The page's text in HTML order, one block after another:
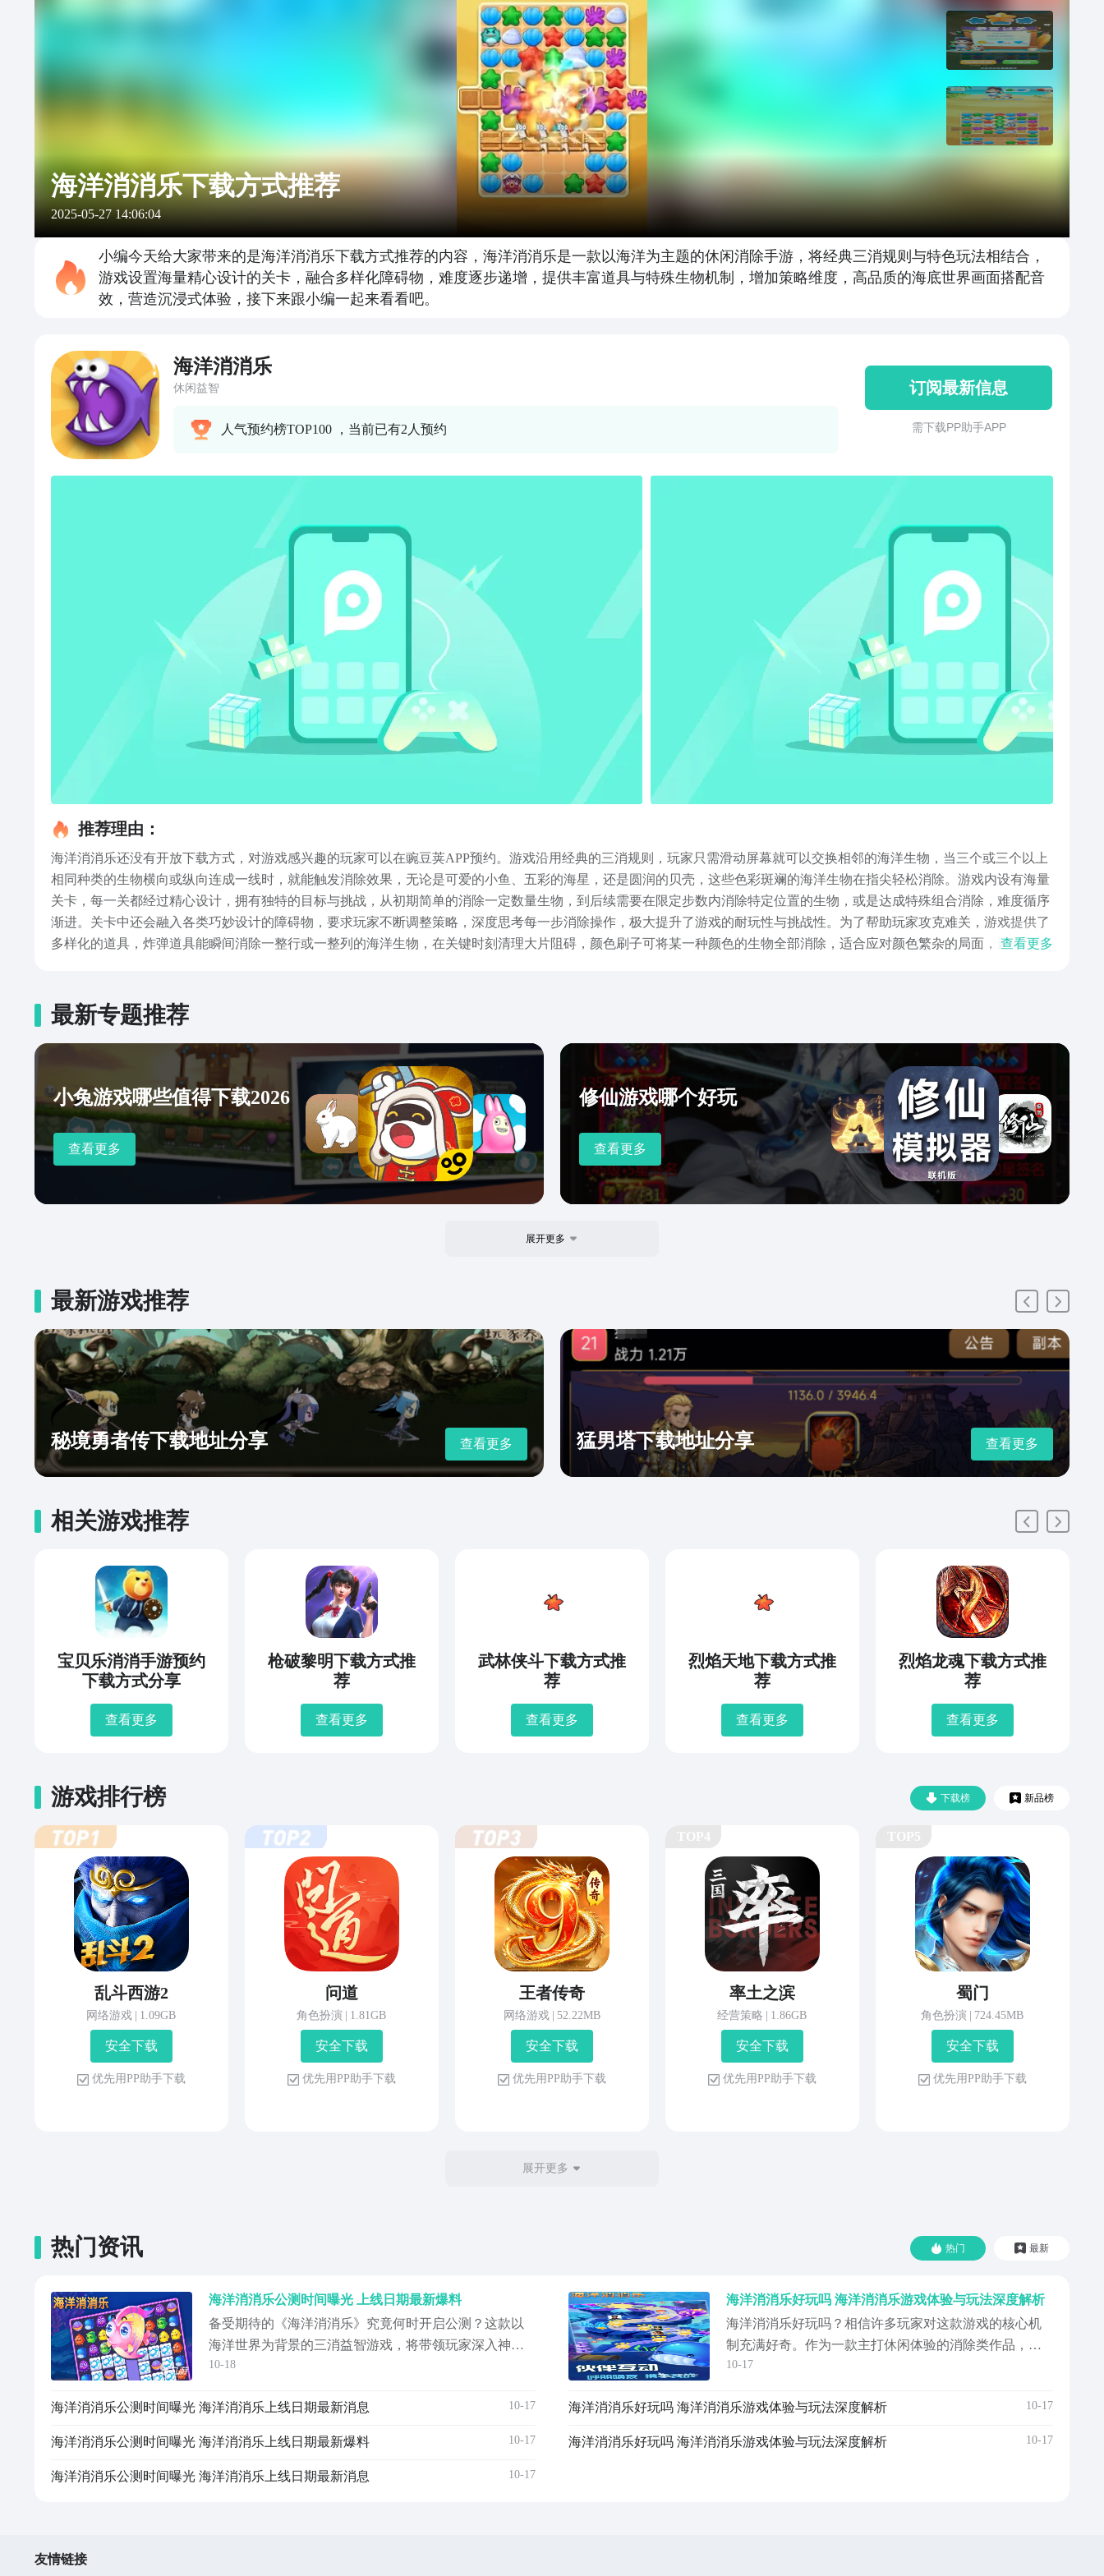
海洋消消乐下载方式推荐
2025-05-27 14:06:04
小编今天给大家带来的是海洋消消乐下载方式推荐的内容，海洋消消乐是一款以海洋为主题的休闲消除手游，将经典三消规则与特色玩法相结合，
游戏设置海量精心设计的关卡，融合多样化障碍物，难度逐步递增，提供丰富道具与特殊生物机制，增加策略维度，高品质的海底世界画面搭配音
效，营造沉浸式体验，接下来跟小编一起来看看吧。
海洋消消乐
休闲益智
人气预约榜TOP100 ，当前已有2人预约
订阅最新信息
需 下 载 P P 助 手 A P P
推荐理由：
海洋消消乐还没有开放下载方式，对游戏感兴趣的玩家可以在豌豆荚APP预约。游戏沿用经典的三消规则，玩家只需滑动屏幕就可以交换相邻的海洋生物，当三个或三个以上
相同种类的生物横向或纵向连成一线时，就能触发消除效果，无论是可爱的小鱼、五彩的海星，还是圆润的贝壳，这些色彩斑斓的海洋生物在指尖轻松消除。游戏内设有海量
关卡，每一关都经过精心设计，拥有独特的目标与挑战，从初期简单的消除一定数量生物，到后续需要在限定步数内消除特定位置的生物，或是达成特殊组合消除，难度循序
渐进。关卡中还会融入各类巧妙设计的障碍物，要求玩家不断调整策略，深度思考每一步消除操作，极大提升了游戏的耐玩性与挑战性。为了帮助玩家攻克难关，游戏提供了
多样化的道具，炸弹道具能瞬间消除一整行或一整列的海洋生物，在关键时刻清理大片阻碍，颜色刷子可将某一种颜色的生物全部消除，适合应对颜色繁杂的局面，还有能交
技，玩家都能在这款游戏中找到适合自己的玩法路径。
查看更多
最新专题推荐
小兔游戏哪些值得下载2026
查看更多
修仙游戏哪个好玩
查看更多
展开更多
最新游戏推荐
秘境勇者传下载地址分享 查看更多 猛男塔下载地址分享 查看更多
相关游戏推荐
宝贝乐消消手游预约
下载方式分享
查看更多
枪破黎明下载方式推
荐
查看更多
武林侠斗下载方式推
荐
查看更多
烈焰天地下载方式推
荐
查看更多
烈焰龙魂下载方式推
荐
查看更多
下载榜 新品榜
游戏排行榜
乱斗西游2
网络游戏 1.09GB
安 全 下 载
优 先 用 P P 助 手 下 载
问道
角色扮演 1.81GB
安 全 下 载
优 先 用 P P 助 手 下 载
王者传奇
网络游戏 52.22MB
安 全 下 载
优 先 用 P P 助 手 下 载
率土之滨
经营策略 1.86GB
安 全 下 载
优 先 用 P P 助 手 下 载
蜀门
角色扮演 724.45MB
安 全 下 载
优 先 用 P P 助 手 下 载
展开更多
热门 最新
热门资讯
海洋消消乐公测时间曝光 上线日期最新爆料
备受期待的《海洋消消乐》究竟何时开启公测？这款以
海洋世界为背景的三消益智游戏，将带领玩家深入神秘
海底，邂逅形态各异的海洋生物与隐藏珍宝。本文将为
细介绍游戏的核心玩法与特色内容，助力喜爱消除类游
载预约地址》
10-18
海洋消消乐公测时间曝光 海洋消消乐上线日期最新消息 10-17
海洋消消乐公测时间曝光 海洋消消乐上线日期最新爆料 10-17
海洋消消乐公测时间曝光 海洋消消乐上线日期最新消息 10-17
海洋消消乐好玩吗 海洋消消乐游戏体验与玩法深度解析
海洋消消乐好玩吗？相信许多玩家对这款游戏的核心机
制充满好奇。作为一款主打休闲体验的消除类作品，它
采用了经典的三消闯关设计，并融合了多种趣味玩法模
式与特色系统，帮助大家提前掌握游戏要点。《海洋消
#《《《《《目
10-17
海洋消消乐好玩吗 海洋消消乐游戏体验与玩法深度解析 10-17
海洋消消乐好玩吗 海洋消消乐游戏体验与玩法深度解析 10-17
友情链接